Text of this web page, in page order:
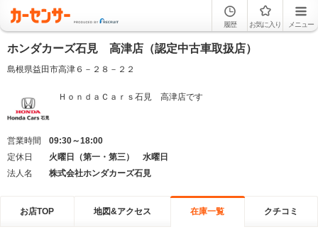
履歴 お気に入り メニュー
ホンダカーズ石見 高津店（認定中古車取扱店）
島根県益田市高津６－２８－２２
ＨｏｎｄａＣａｒｓ石見 高津店です
営業時間
09:30～18:00
定休日
火曜日（第一・第三） 水曜日
法人名
株式会社ホンダカーズ石見
お店TOP 地図&アクセス 在庫一覧 クチコミ